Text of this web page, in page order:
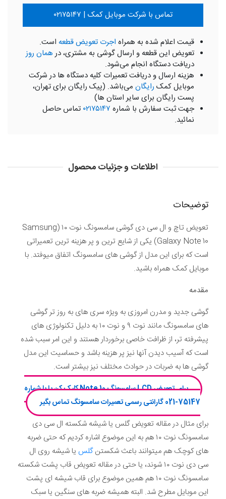
تماس با شرکت موبایل کمک | ۰۲۱۷۵۱۴۷
قیمت اعلام شده به همراه اجرت تعویض قطعه است.
تعویض این قطعه و ارسال گوشی به مشتری، درهمان روز
دریافت دستگاه انجام می‌شود.
هزینه ارسال و دریافت تعمیرات کلیه دستگاه ها در شرکت
موبایل کمک رایگان می‌باشد. (پیک رایگان برای تهران،
پست رایگان برای سایر استان ها)
جهت ثبت سفارش با شماره ۰۲۱۷۵۱۴۷ تماس حاصل
نمائید.
اطلاعات و جزئیات محصول
توضیحات
تعویض تاچ و ال سی دی گوشی سامسونگ نوت ۱۰ (Samsung
Galaxy Note 10) یکی از شایع ترین و پر هزینه ترین تعمیراتی
است که برای این مدل از گوشی های سامسونگ اتفاق میوفتد. با
موبایل کمک همراه باشید.
مقدمه
گوشی جدید و مدرن امروزی به ویژه سری های به روز تر گوشی
های سامسونگ مانند نوت ۹ و نوت ۱۰ به دلیل تکنولوژی های
پیشرفته تر، از ظرافت خاصی برخوردار هستند و این امر سبب شده
است که آسیب دیدن آنها نیز پر هزینه باشد و حساسیت این مدل
گوشی ها به ضربات در حوادث مختلف نیز بیشتر است.
برای تعویض LCD سامسونگ Note 10 کلیک کن یا با شماره
75147-021 گارانتی رسمی تعمیرات سامسونگ تماس بگیر
برای مثال در مقاله تعویض گلس یا شیشه شکسته ال سی دی
سامسونگ نوت ۱۰ هم به این موضوع اشاره کردیم که حتی ضربه
های کوچک هم میتوانند باعث شکستنگلس یا شیشه روی ال
سی دی نوت ۱۰ شوند، یا حتی در مقاله تعویض قاب پشت شکسته
سامسونگ نوت ۱۰ هم همین موضوع برای قاب شیشه ای پشت
این موبایل مطرح شد. البته همیشه ضربه های سنگین یا سبک